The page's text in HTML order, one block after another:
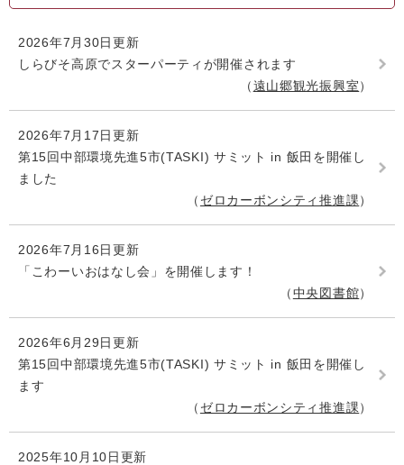
2026年7月30日更新
しらびそ高原でスターパーティが開催されます
遠山郷観光振興室
2026年7月17日更新
第15回中部環境先進5市(TASKI) サミット in 飯田を開催し
ました
ゼロカーボンシティ推進課
2026年7月16日更新
「こわーいおはなし会」を開催します！
中央図書館
2026年6月29日更新
第15回中部環境先進5市(TASKI) サミット in 飯田を開催し
ます
ゼロカーボンシティ推進課
2025年10月10日更新